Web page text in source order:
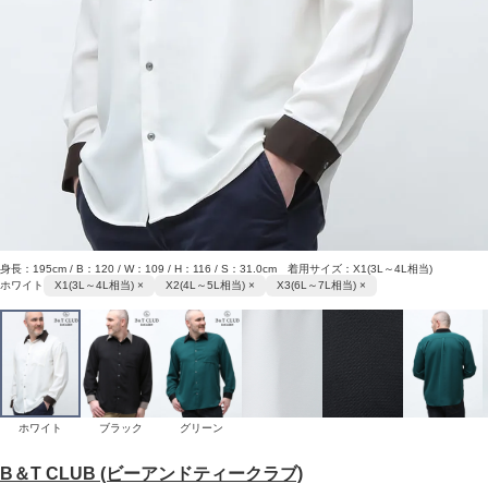
B＆T CLUB (ビーアンドティークラブ)
身長：195cm / B：120 / W：109 / H：116 / S：31.0cm 着用サイズ：X1(3L～4L相当)
ホワイト
X1(3L～4L相当) × X2(4L～5L相当) × X3(6L～7L相当) ×
ホワイト ブラック グリーン